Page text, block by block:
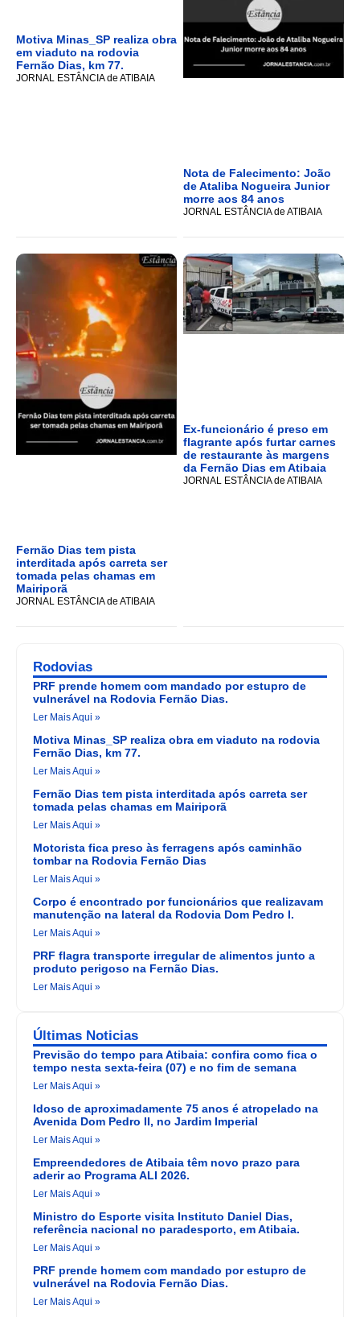
Motiva Minas_SP realiza obra
em viaduto na rodovia
Fernão Dias, km 77.
JORNAL ESTÂNCIA de ATIBAIA
Nota de Falecimento: João
de Ataliba Nogueira Junior
morre aos 84 anos
JORNAL ESTÂNCIA de ATIBAIA
Fernão Dias tem pista
interditada após carreta ser
tomada pelas chamas em
Mairiporã
JORNAL ESTÂNCIA de ATIBAIA
Ex-funcionário é preso em
flagrante após furtar carnes
de restaurante às margens
da Fernão Dias em Atibaia
JORNAL ESTÂNCIA de ATIBAIA
Rodovias
PRF prende homem com mandado por estupro de
vulnerável na Rodovia Fernão Dias.
Ler Mais Aqui »
Motiva Minas_SP realiza obra em viaduto na rodovia
Fernão Dias, km 77.
Ler Mais Aqui »
Fernão Dias tem pista interditada após carreta ser
tomada pelas chamas em Mairiporã
Ler Mais Aqui »
Motorista fica preso às ferragens após caminhão
tombar na Rodovia Fernão Dias
Ler Mais Aqui »
Corpo é encontrado por funcionários que realizavam
manutenção na lateral da Rodovia Dom Pedro I.
Ler Mais Aqui »
PRF flagra transporte irregular de alimentos junto a
produto perigoso na Fernão Dias.
Ler Mais Aqui »
Últimas Noticias
Previsão do tempo para Atibaia: confira como fica o
tempo nesta sexta-feira (07) e no fim de semana
Ler Mais Aqui »
Idoso de aproximadamente 75 anos é atropelado na
Avenida Dom Pedro II, no Jardim Imperial
Ler Mais Aqui »
Empreendedores de Atibaia têm novo prazo para
aderir ao Programa ALI 2026.
Ler Mais Aqui »
Ministro do Esporte visita Instituto Daniel Dias,
referência nacional no paradesporto, em Atibaia.
Ler Mais Aqui »
PRF prende homem com mandado por estupro de
vulnerável na Rodovia Fernão Dias.
Ler Mais Aqui »